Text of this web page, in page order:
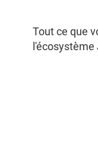
Tout ce que
l'écosystème